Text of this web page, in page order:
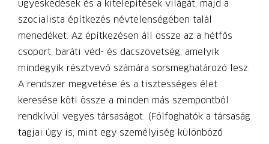
ügyeskedések és a kitelepítések világát, majd a
szocialista építkezés névtelenségében talál
menedéket. Az építkezésen áll össze az a hétfős
csoport, baráti véd- és dacszövetség, amelyik
mindegyik résztvevő számára sorsmeghatározó lesz.
A rendszer megvetése és a tisztességes élet
keresése köti össze a minden más szempontból
rendkívül vegyes társaságot. (Fölfoghatók a társaság
tagjai úgy is, mint egy személyiség különböző